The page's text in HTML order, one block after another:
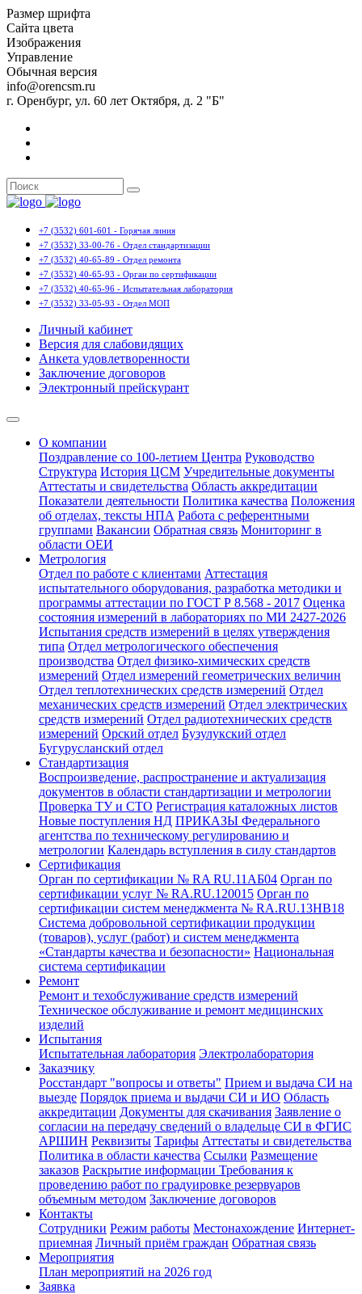
Размер шрифта
Сайта цвета
Изображения
Управление
Обычная версия
info@orencsm.ru
г. Оренбург, ул. 60 лет Октября, д. 2 "Б"
+7 (3532) 601-601 - Горячая линия
+7 (3532) 33-00-76 - Отдел стандартизации
+7 (3532) 40-65-89 - Отдел ремонта
+7 (3532) 40-65-93 - Орган по сертификации
+7 (3532) 40-65-96 - Испытательная лаборатория
+7 (3532) 33-05-93 - Отдел МОП
Личный кабинет
Версия для слабовидящих
Анкета удовлетворенности
Заключение договоров
Электронный прейскурант
О компании
Поздравление со 100-летием Центра Руководство
Структура История ЦСМ Учредительные документы
Аттестаты и свидетельства Область аккредитации
Показатели деятельности Политика качества Положения
об отделах, тексты НПА Работа с референтными
группами Вакансии Обратная связь Мониторинг в
области ОЕИ
Метрология
Отдел по работе с клиентами Аттестация
испытательного оборудования, разработка методики и
программы аттестации по ГОСТ Р 8.568 - 2017 Оценка
состояния измерений в лабораториях по МИ 2427-2026
Испытания средств измерений в целях утверждения
типа Отдел метрологического обеспечения
производства Отдел физико-химических средств
измерений Отдел измерений геометрических величин
Отдел теплотехнических средств измерений Отдел
механических средств измерений Отдел электрических
средств измерений Отдел радиотехнических средств
измерений Орский отдел Бузулукский отдел
Бугурусланский отдел
Стандартизация
Воспроизведение, распространение и актуализация
документов в области стандартизации и метрологии
Проверка ТУ и СТО Регистрация каталожных листов
Новые поступления НД ПРИКАЗЫ Федерального
агентства по техническому регулированию и
метрологии Календарь вступления в силу стандартов
Сертификация
Орган по сертификации № RA RU.11АБ04 Орган по
сертификации услуг № RA.RU.120015 Орган по
сертификации систем менеджмента № RA.RU.13HB18
Система добровольной сертификации продукции
(товаров), услуг (работ) и систем менеджмента
«Стандарты качества и безопасности» Национальная
система сертификации
Ремонт
Ремонт и техобслуживание средств измерений
Техническое обслуживание и ремонт медицинских
изделий
Испытания
Испытательная лаборатория Электролаборатория
Заказчику
Росстандарт "вопросы и ответы" Прием и выдача СИ на
выезде Порядок приема и выдачи СИ и ИО Область
аккредитации Документы для скачивания Заявление о
согласии на передачу сведений о владельце СИ в ФГИС
АРШИН Реквизиты Тарифы Аттестаты и свидетельства
Политика в области качества Ссылки Размещение
заказов Раскрытие информации Требования к
проведению работ по градуировке резервуаров
объемным методом Заключение договоров
Контакты
Сотрудники Режим работы Местонахождение Интернет-
приемная Личный приём граждан Обратная связь
Мероприятия
План мероприятий на 2026 год
Заявка